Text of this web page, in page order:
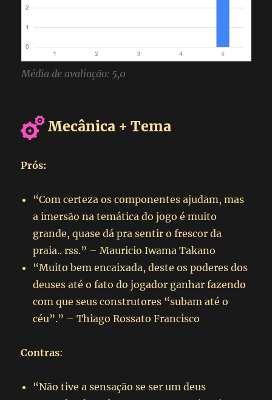
Média de avaliação: 5,0
Mecânica + Tema
Prós:
“Com certeza os componentes ajudam, mas
a imersão na temática do jogo é muito
grande, quase dá pra sentir o frescor da
praia.. rss.” – Mauricio Iwama Takano
“Muito bem encaixada, deste os poderes dos
deuses até o fato do jogador ganhar fazendo
com que seus construtores “subam até o
céu”.” – Thiago Rossato Francisco
Contras:
“Não tive a sensação se ser um deus